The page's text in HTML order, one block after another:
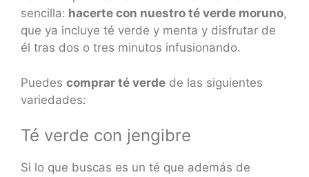
sencilla: hacerte con nuestro té verde moruno,
que ya incluye té verde y menta y disfrutar de
él tras dos o tres minutos infusionando.
Puedes comprar té verde de las siguientes
variedades:
Té verde con jengibre
Si lo que buscas es un té que además de